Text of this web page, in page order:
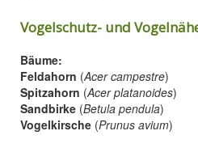
Vogelschutz- und
Bäume:
Feldahorn (Acer campestre)
Spitzahorn (Acer platanoides)
Sandbirke (Betula pendula)
Vogelkirsche (Prunus avium)